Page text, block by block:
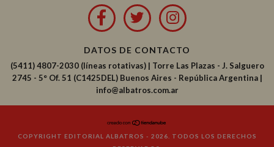
DATOS DE CONTACTO
(5411) 4807-2030 (líneas rotativas)| Torre Las Plazas - J. Salguero
2745 - 5° Of. 51 (C1425DEL) Buenos Aires - República Argentina |
info@albatros.com.ar
COPYRIGHT EDITORIAL ALBATROS - 2026. TODOS LOS DERECHOS